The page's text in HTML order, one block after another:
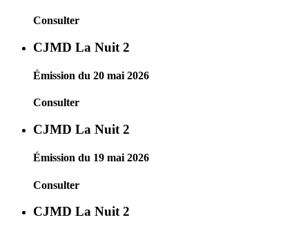
Consulter
CJMD La Nuit 2
Émission du 20 mai 2026
Consulter
CJMD La Nuit 2
Émission du 19 mai 2026
Consulter
CJMD La Nuit 2